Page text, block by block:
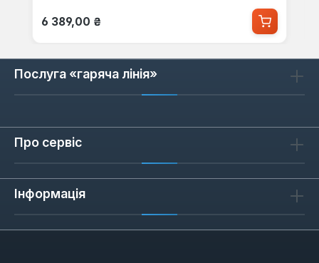
Звичайна ціна:
6 389,00 ₴
Послуга «гаряча лінія»
Про сервіс
Інформація